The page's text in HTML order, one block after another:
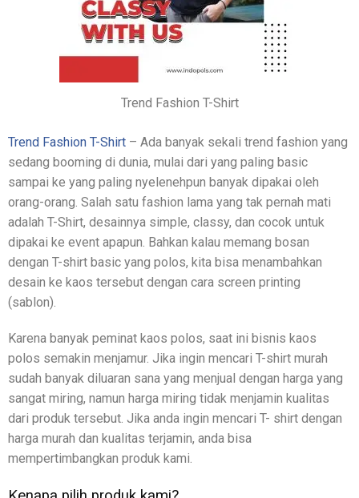
Trend Fashion T-Shirt
Trend Fashion T-Shirt – Ada banyak sekali trend fashion yang
sedang booming di dunia, mulai dari yang paling basic
sampai ke yang paling nyelenehpun banyak dipakai oleh
orang-orang. Salah satu fashion lama yang tak pernah mati
adalah T-Shirt, desainnya simple, classy, dan cocok untuk
dipakai ke event apapun. Bahkan kalau memang bosan
dengan T-shirt basic yang polos, kita bisa menambahkan
desain ke kaos tersebut dengan cara screen printing
(sablon).
Karena banyak peminat kaos polos, saat ini bisnis kaos
polos semakin menjamur. Jika ingin mencari T-shirt murah
sudah banyak diluaran sana yang menjual dengan harga yang
sangat miring, namun harga miring tidak menjamin kualitas
dari produk tersebut. Jika anda ingin mencari T- shirt dengan
harga murah dan kualitas terjamin, anda bisa
mempertimbangkan produk kami.